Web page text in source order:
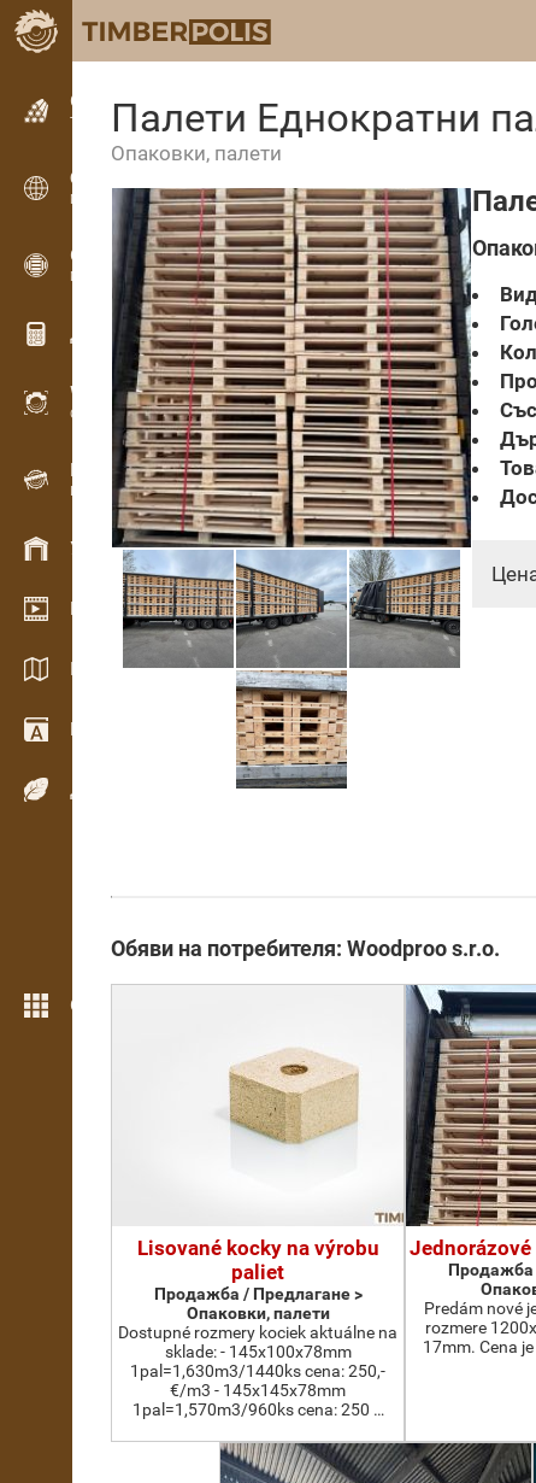
Обявления
Текстови обяви
Обявления
Международни обяви
OPTI-TIMB
Модели на рязане
Дървообработващи калкулатори
WoodProfi
Обем на дървесината с ИИ
Рекордер
Инвентаризация на дървесина на терен
Управление на склад
Видео галерия
Каталози / Брошури
Речник
Дървесни видове
Още функции
Палети Еднократни
Опаковки, палети
Обяви на потребителя: Woodproo s.r.o.
Lisované kocky na výrobu
paliet
Продажба / Предлагане >
Опаковки, палети
Dostupné rozmery kociek aktuálne na
sklade: - 145x100x78mm
1pal=1,630m3/1440ks cena: 250,-
€/m3 - 145x145x78mm
1pal=1,570m3/960ks cena: 250 …
Продажба
Predám nové
rozmere
17mm. Cena